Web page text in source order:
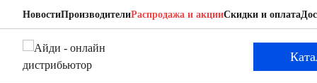
НовостиПроизводителиРаспродажа и акцииСкидки и оплата